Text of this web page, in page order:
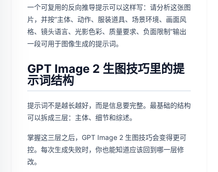
一个可复用的反向推导提示可以这样写：请分析这张图
片，并按“主体、动作、服装道具、场景环境、画面风
格、镜头语言、光影色彩、质量要求、负面限制”输出
一段可用于图像生成的提示词。
GPT Image 2 生图技巧里的提
示词结构
提示词不是越长越好，而是信息要完整。最基础的结构
可以拆成三层：主体、细节和综述。
掌握这三层之后，GPT Image 2 生图技巧会变得更可
控。每次生成失败时，你也能知道应该回到哪一层修
改。